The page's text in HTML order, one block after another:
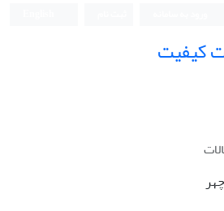
کیفیت